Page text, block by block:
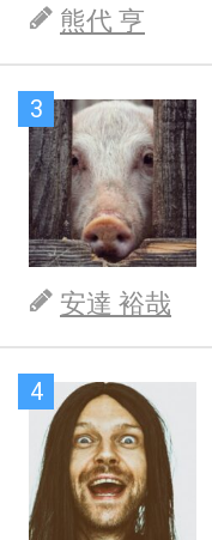
熊代 亨
3
安達 裕哉
4